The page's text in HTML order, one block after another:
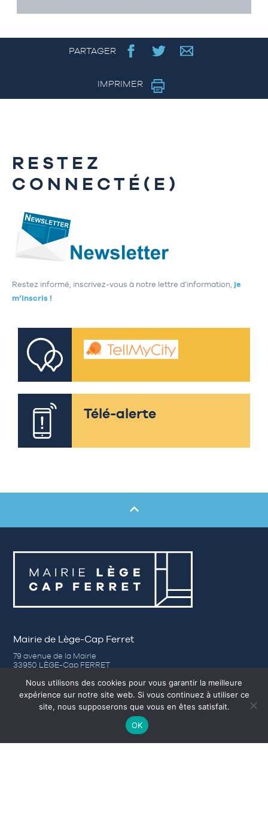
PARTAGER
IMPRIMER
RESTEZ
CONNECTÉ(E)
Restez informé, inscrivez-vous à notre lettre d’information, je
m’inscris !
Télé-alerte
Mairie de Lège-Cap Ferret
79 avenue de la Mairie
33950 LÈGE-Cap FERRET
Nous contacter
Nous utilisons des cookies pour vous garantir la meilleure
expérience sur notre site web. Si vous continuez à utiliser ce
site, nous supposerons que vous en êtes satisfait.
OK